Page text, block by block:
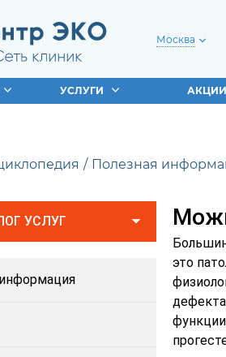
Москва
УСЛУГИ АКЦИИ
Полезная
УСЛУГ
это